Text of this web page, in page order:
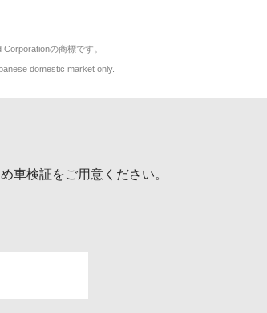
の商標です。
domestic market only.
車検証をご用意ください。